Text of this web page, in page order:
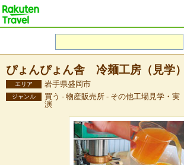
ぴょんぴょん舎 冷麺工房（見学）
エリア 岩手県盛岡市
ジャンル
買う - 物産販売所 - その他工場見学・実
演